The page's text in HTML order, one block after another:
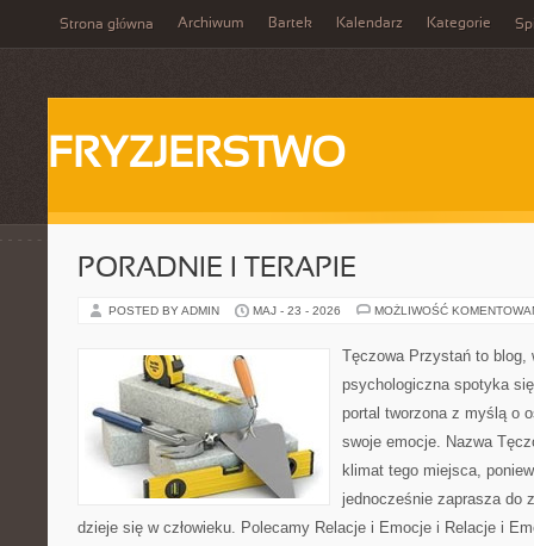
Strona główna Archiwum Bartek Kalendarz Kategorie
FRYZJERSTWO
PORADNIE I TERAPIE
POSTED BY ADMIN MAJ - 23 - 2026 MOŻLIWOŚĆ
Tęczowa Przystań to blog,
psychologiczna spotyka
portal tworzona z myślą o
swoje emocje. Nazwa
klimat tego miejsca,
jednocześnie zaprasza do
dzieje się w człowieku. Polecamy Relacje i Emocje i Relacje i